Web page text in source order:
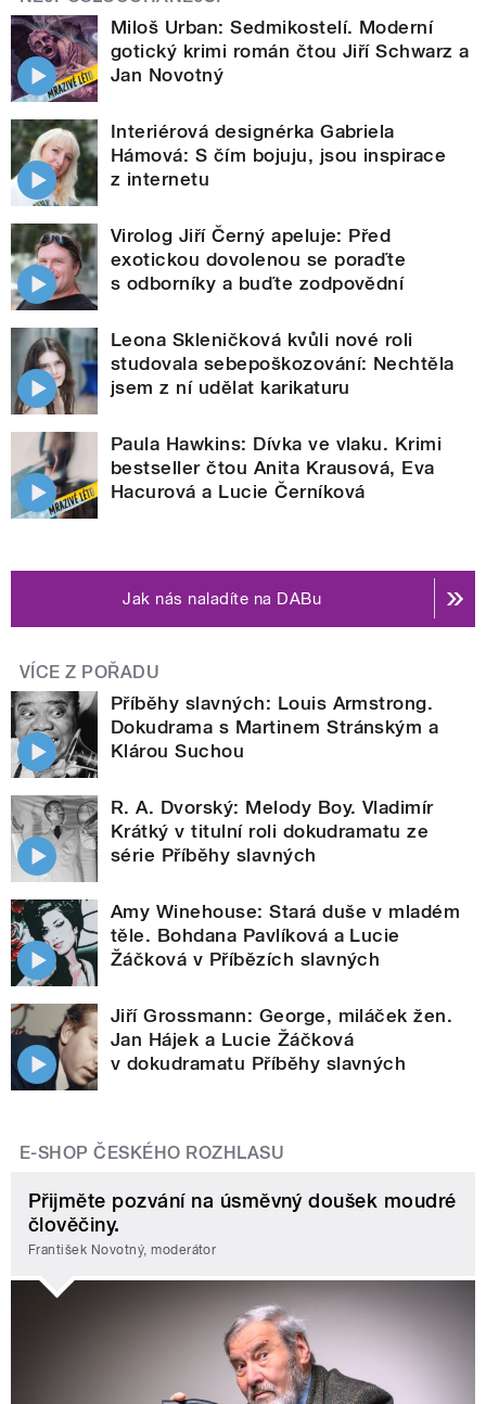
Miloš Urban: Sedmikostelí. Moderní
gotický krimi román čtou Jiří Schwarz a
Jan Novotný
Interiérová designérka Gabriela
Hámová: S čím bojuju, jsou inspirace
z internetu
Virolog Jiří Černý apeluje: Před
exotickou dovolenou se poraďte
s odborníky a buďte zodpovědní
Leona Skleničková kvůli nové roli
studovala sebepoškozování: Nechtěla
jsem z ní udělat karikaturu
Paula Hawkins: Dívka ve vlaku. Krimi
bestseller čtou Anita Krausová, Eva
Hacurová a Lucie Černíková
Jak nás naladíte na DABu
VÍCE Z POŘADU
Příběhy slavných: Louis Armstrong.
Dokudrama s Martinem Stránským a
Klárou Suchou
R. A. Dvorský: Melody Boy. Vladimír
Krátký v titulní roli dokudramatu ze
série Příběhy slavných
Amy Winehouse: Stará duše v mladém
těle. Bohdana Pavlíková a Lucie
Žáčková v Příbězích slavných
Jiří Grossmann: George, miláček žen.
Jan Hájek a Lucie Žáčková
v dokudramatu Příběhy slavných
E-SHOP ČESKÉHO ROZHLASU
Přijměte pozvání na úsměvný doušek moudré
člověčiny.
František Novotný, moderátor